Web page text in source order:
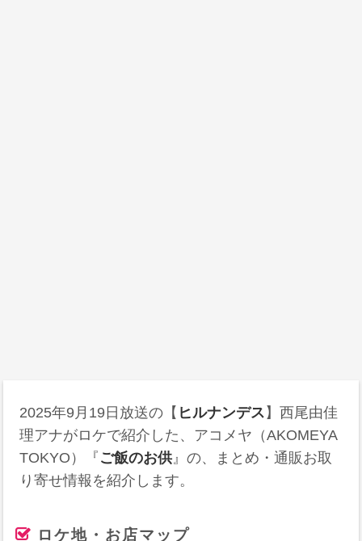
2025年9月19日 放送の【 ヒルナンデス 】西尾由佳
理アナがロケで紹介した、アコメヤ（AKOMEYA
TOKYO）『 ご飯のお供』の、まとめ・通販お取
り寄せ情報を紹介します。
ロケ地・お店マップ